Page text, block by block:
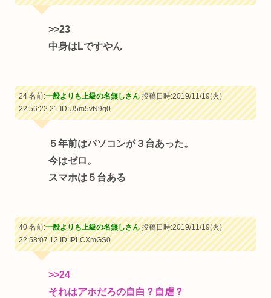
>>23
中身はLですやん
24 名前:一般よりも上級の名無しさん投稿日時:2019/11/19(火)
22:56:22.21ID:U5m5vN9q0
５年前はパソコンが３台あった。
今はゼロ。
スマホは５台ある
40 名前:一般よりも上級の名無しさん投稿日時:2019/11/19(火)
22:58:07.12ID:IPLCXmGS0
>>24
それはアホだろの自白？自虐？